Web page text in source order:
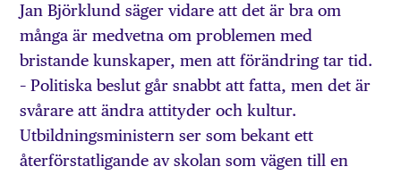
Jan Björklund säger vidare att det är bra om
många är medvetna om problemen med
bristande kunskaper, men att förändring tar tid.
– Politiska beslut går snabbt att fatta, men det är
svårare att ändra attityder och kultur.
Utbildningsministern ser som bekant ett
återförstatligande av skolan som vägen till en